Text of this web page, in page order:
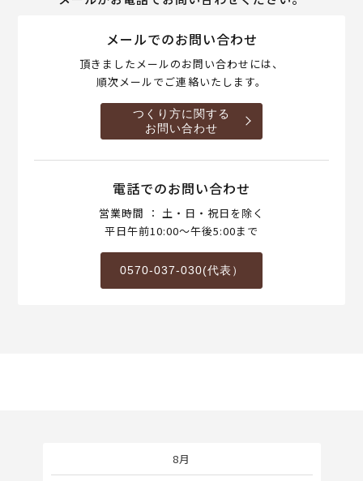
メールでのお問い合わせ
頂きましたメールのお問い合わせには、
順次メールでご連絡いたします。
つくり方に関する
お問い合わせ
電話でのお問い合わせ
営業時間 ： 土・日・祝日を除く
平日午前10:00～午後5:00まで
0570-037-030(代表）
8月